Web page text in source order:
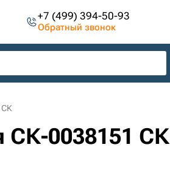
+7 (499) 394-50-93
Обратный звонок
СК
СК-0038151 СК